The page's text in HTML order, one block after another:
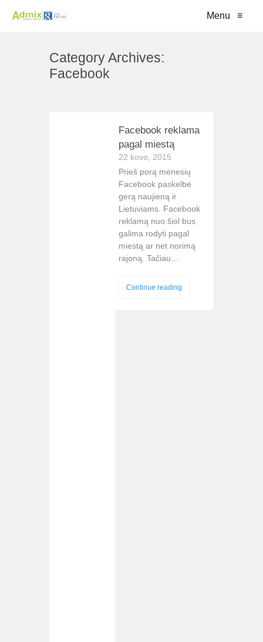
Menu ≡
Category Archives:
Facebook
Facebook reklama
pagal miestą
22 kovo, 2015
Prieš porą mėnesių
Facebook paskelbė
gerą naujieną ir
Lietuviams. Facebook
reklamą nuo šiol bus
galima rodyti pagal
miestą ar net norimą
rajoną. Tačiau…
Continue reading